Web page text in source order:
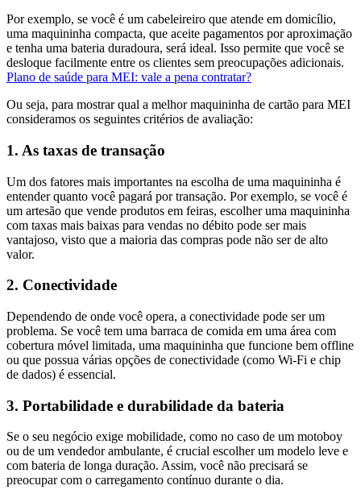
Por exemplo, se você é um cabeleireiro que atende em domicílio,
uma maquininha compacta, que aceite pagamentos por aproximação
e tenha uma bateria duradoura, será ideal. Isso permite que você se
desloque facilmente entre os clientes sem preocupações adicionais.
Plano de saúde para MEI: vale a pena contratar?
Ou seja, para mostrar qual a melhor maquininha de cartão para MEI
consideramos os seguintes critérios de avaliação:
1. As taxas de transação
Um dos fatores mais importantes na escolha de uma maquininha é
entender quanto você pagará por transação. Por exemplo, se você é
um artesão que vende produtos em feiras, escolher uma maquininha
com taxas mais baixas para vendas no débito pode ser mais
vantajoso, visto que a maioria das compras pode não ser de alto
valor.
2. Conectividade
Dependendo de onde você opera, a conectividade pode ser um
problema. Se você tem uma barraca de comida em uma área com
cobertura móvel limitada, uma maquininha que funcione bem offline
ou que possua várias opções de conectividade (como Wi-Fi e chip
de dados) é essencial.
3. Portabilidade e durabilidade da bateria
Se o seu negócio exige mobilidade, como no caso de um motoboy
ou de um vendedor ambulante, é crucial escolher um modelo leve e
com bateria de longa duração. Assim, você não precisará se
preocupar com o carregamento contínuo durante o dia.